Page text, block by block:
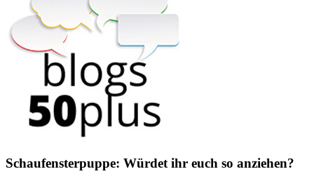
Schaufensterpuppe: Würdet ihr euch so anziehen?